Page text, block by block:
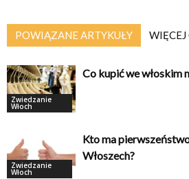
POWIĄZANE ARTYKUŁY
Zwiedzanie
Włoch
Co kupić we włoskim
Zwiedzanie
Włoch
Kto ma
Włoszech?